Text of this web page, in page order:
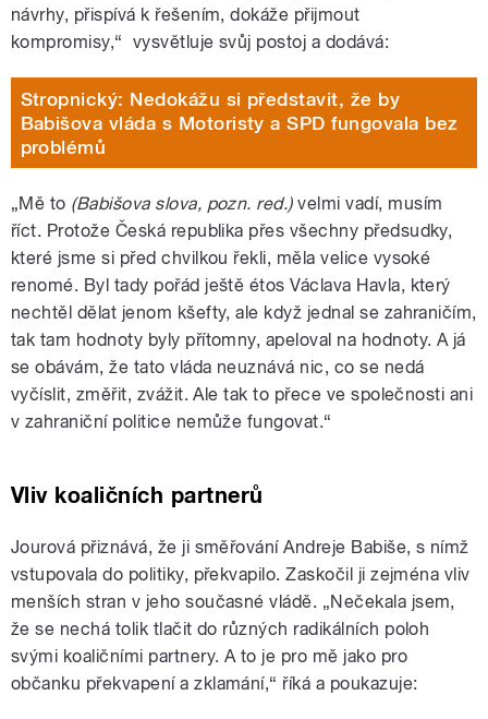
návrhy, přispívá k řešením, dokáže přijmout
kompromisy,“ vysvětluje svůj postoj a dodává:
Stropnický: Nedokážu si představit, že by
Babišova vláda s Motoristy a SPD fungovala bez
problémů
„Mě to (Babišova slova, pozn. red.)velmi vadí, musím
říct. Protože Česká republika přes všechny předsudky,
které jsme si před chvilkou řekli, měla velice vysoké
renomé. Byl tady pořád ještě étos Václava Havla, který
nechtěl dělat jenom kšefty, ale když jednal se zahraničím,
tak tam hodnoty byly přítomny, apeloval na hodnoty. A já
se obávám, že tato vláda neuznává nic, co se nedá
vyčíslit, změřit, zvážit. Ale tak to přece ve společnosti ani
v zahraniční politice nemůže fungovat.“
Vliv koaličních partnerů
Jourová přiznává, že ji směřování Andreje Babiše, s nímž
vstupovala do politiky, překvapilo. Zaskočil ji zejména vliv
menších stran v jeho současné vládě. „Nečekala jsem,
že se nechá tolik tlačit do různých radikálních poloh
svými koaličními partnery. A to je pro mě jako pro
občanku překvapení a zklamání,“ říká a poukazuje: